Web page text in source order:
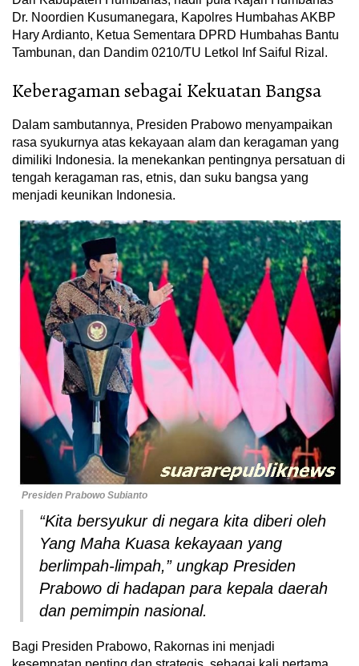
Dr. Noordien Kusumanegara, Kapolres Humbahas AKBP
Hary Ardianto, Ketua Sementara DPRD Humbahas Bantu
Tambunan, dan Dandim 0210/TU Letkol Inf Saiful Rizal.
Keberagaman sebagai Kekuatan Bangsa
Dalam sambutannya, Presiden Prabowo menyampaikan
rasa syukurnya atas kekayaan alam dan keragaman yang
dimiliki Indonesia. Ia menekankan pentingnya persatuan di
tengah keragaman ras, etnis, dan suku bangsa yang
menjadi keunikan Indonesia.
Presiden Prabowo Subianto
“Kita bersyukur di negara kita diberi oleh
Yang Maha Kuasa kekayaan yang
berlimpah-limpah,” ungkap Presiden
Prabowo di hadapan para kepala daerah
dan pemimpin nasional.
Bagi Presiden Prabowo, Rakornas ini menjadi